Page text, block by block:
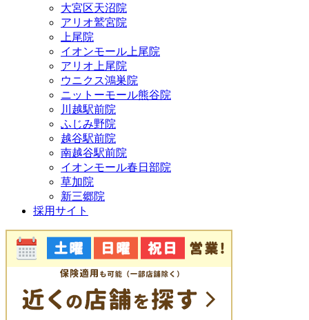
大宮区天沼院
アリオ鷲宮院
上尾院
イオンモール上尾院
アリオ上尾院
ウニクス鴻巣院
ニットーモール熊谷院
川越駅前院
ふじみ野院
越谷駅前院
南越谷駅前院
イオンモール春日部院
草加院
新三郷院
採用サイト